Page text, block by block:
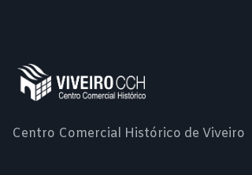
Centro Comercial Histórico de Viveiro